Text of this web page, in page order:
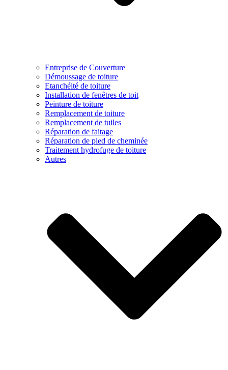
Entreprise de Couverture
Démoussage de toiture
Etanchéité de toiture
Installation de fenêtres de toit
Peinture de toiture
Remplacement de toiture
Remplacement de tuiles
Réparation de faitage
Réparation de pied de cheminée
Traitement hydrofuge de toiture
Autres